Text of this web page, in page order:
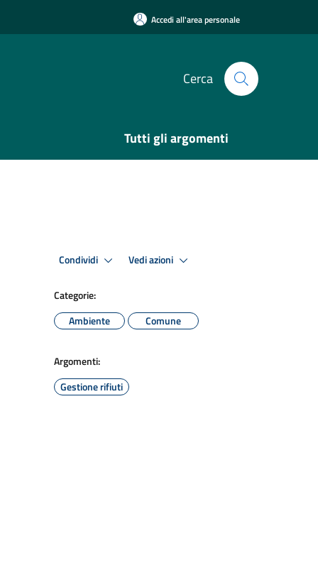
Accedi all'area personale
Cerca
Tutti gli argomenti
Condividi Vedi azioni
Categorie:
Ambiente
Comune
Argomenti:
Gestione rifiuti